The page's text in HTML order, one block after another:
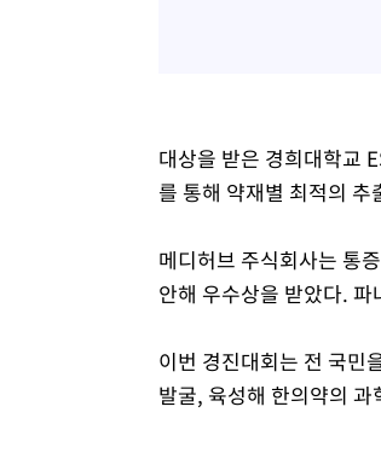
대상을 받은 경희대학교
를 통해 약재별 최적의
메디허브 주식회사는 통
안해 우수상을 받았다.
이번 경진대회는 전 국민
발굴, 육성해 한의약의